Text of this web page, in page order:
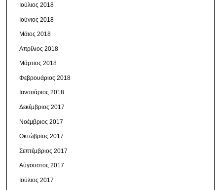
Ιούλιος 2018
Ιούνιος 2018
Μάιος 2018
Απρίλιος 2018
Μάρτιος 2018
Φεβρουάριος 2018
Ιανουάριος 2018
Δεκέμβριος 2017
Νοέμβριος 2017
Οκτώβριος 2017
Σεπτέμβριος 2017
Αύγουστος 2017
Ιούλιος 2017